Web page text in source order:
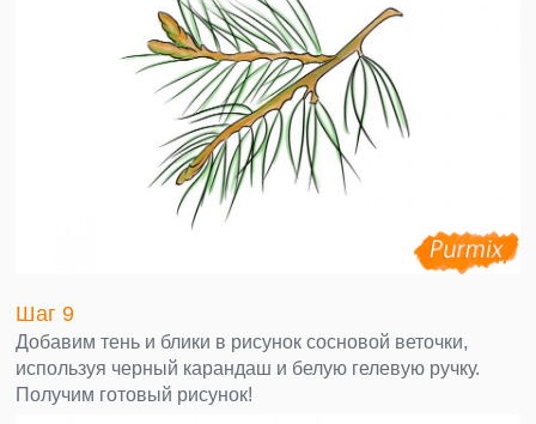
Шаг 9
Добавим тень и блики в рисунок сосновой веточки,
используя черный карандаш и белую гелевую ручку.
Получим готовый рисунок!